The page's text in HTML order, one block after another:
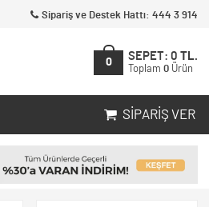
Sipariş ve Destek Hattı: 444 3 914
0
SEPET: 0 TL.
Toplam 0 Ürün
SIPARIŞ VER